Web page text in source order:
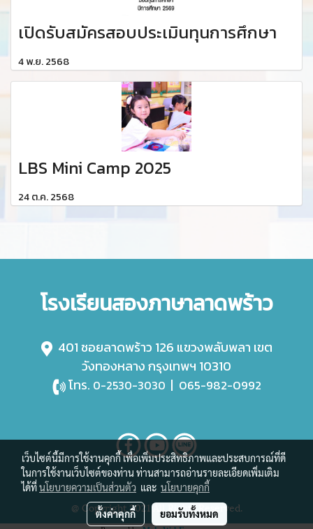
เปิดรับสมัครสอบประเมินทุนการศึกษา
4 พ.ย. 2568
LBS Mini Camp 2025
24 ต.ค. 2568
โรงเรียนสองภาษาลาดพร้าว
401 ซอยลาดพร้าว 126 แขวงพลับพลา เขต
วังทองหลาง กรุงเทพฯ 10310
โทร. 0-2530-3030 | 065-982-0992
@ Copyright 2021 All Rights Reserved.
เว็บไซต์นี้มีการใช้งานคุกกี้ เพื่อเพิ่มประสิทธิภาพและประสบการณ์ที่ดี
ในการใช้งานเว็บไซต์ของท่าน ท่านสามารถอ่านรายละเอียดเพิ่มเติม
ได้ที่นโยบายความเป็นส่วนตัว และ นโยบายคุกกี้
ตั้งค่าคุกกี้ ยอมรับทั้งหมด